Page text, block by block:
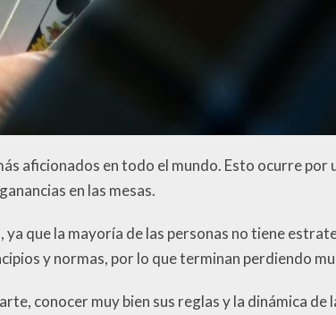
aficionados en todo el mundo. Esto ocurre por
en las mesas.
, ya que la mayoría de las personas no tiene
y normas, por lo que terminan perdiendo
conocer muy bien sus reglas y la dinámica de